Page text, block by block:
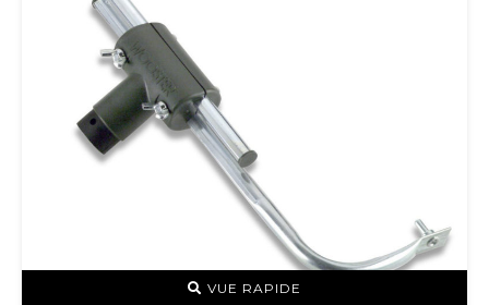
VUE RAPIDE